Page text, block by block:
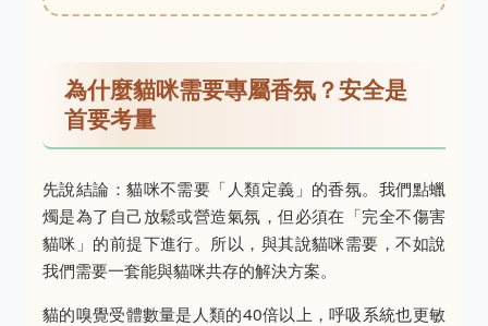
為什麼貓咪需要專屬香氛？安全是
首要考量
先說結論：貓咪不需要「人類定義」的香氛。我們點蠟
燭是為了自己放鬆或營造氣氛，但必須在「完全不傷害
貓咪」的前提下進行。所以，與其說貓咪需要，不如說
我們需要一套能與貓咪共存的解決方案。
貓的嗅覺受體數量是人類的40倍以上，呼吸系統也更敏